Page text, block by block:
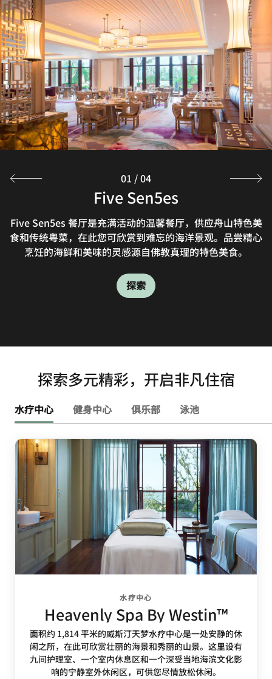
Five Sen5es
Five Sen5es 餐厅是充满活动的温馨餐厅，供应舟山特色美
食和传统粤菜，在此您可欣赏到难忘的海洋景观。品尝精心
烹饪的海鲜和美味的灵感源自佛教真理的特色美食。
探索
泳池吧
泳池吧面朝壮阔的东海，可远眺旖旎的大青山美景，在这山
海之间尽情放松，品尝美食，享受惬意假期。
探索
CHOKO
禅客素斋馆位于中餐厅一宁静独立用餐区域，选用新鲜的蔬
菜为原料精心制作素斋美食。装盘精致美观，让你味觉视觉
双重享受。
探索
Seasonal Tastes
Seasonal Tastes 餐厅全天供应本地和国际美食。您可在自
助餐服务期间享用新鲜烹制的面食，或在海滨露台及明亮餐
厅内享用单点供应的营养活力食品。
探索
01 /04
探索多元精彩，开启非凡住宿
水疗中心 健身中心 俱乐部 泳池
水疗中心
Heavenly Spa By Westin™
面积约 1,814 平米的威斯汀天梦水疗中心是一处安静的休
闲之所，在此可欣赏壮丽的海景和秀丽的山景。这里设有
九间护理室、一个室内休息区和一个深受当地海滨文化影
响的宁静室外休闲区，可供您尽情放松休闲。